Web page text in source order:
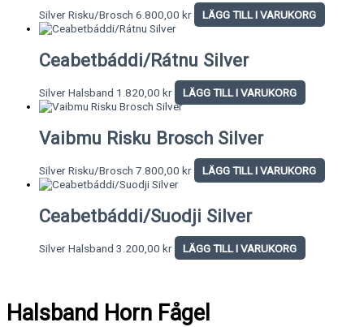
Silver Risku/Brosch 6.800,00 kr LÄGG TILL I VARUKORG
Ceabetbáddi/Rátnu Silver
Silver Halsband 1.820,00 kr LÄGG TILL I VARUKORG
Vaibmu Risku Brosch Silver
Silver Risku/Brosch 7.800,00 kr LÄGG TILL I VARUKORG
Ceabetbáddi/Suodji Silver
Silver Halsband 3.200,00 kr LÄGG TILL I VARUKORG
Halsband Horn Fågel